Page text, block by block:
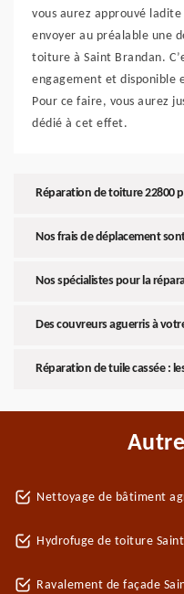
vous aurez approuvé
envoyer au préalable une
toiture à Saint Brandan.
engagement et disponible
Pour ce faire, vous aurez
dédié à cet effet.
Réparation de toiture 22800
Nos frais de déplacement
Nos spécialistes pour la
Des couvreurs aguerris à
Réparation de tuile cassée :
Nettoyage de bâtiment
Hydrofuge de toiture
Ravalement de façade